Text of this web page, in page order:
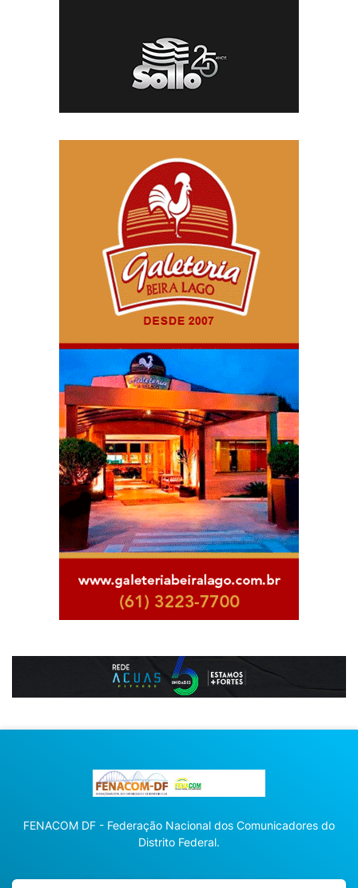
FENACOM DF - Federação Nacional dos Comunicadores do
Distrito Federal.